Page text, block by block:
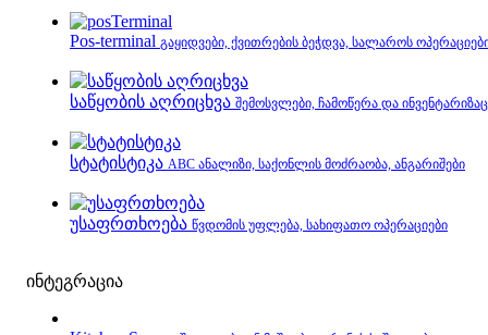
Pos-terminal გაყიდვები, ქვითრების ბეჭდვა, სალაროს
საწყობის აღრიცხვა შემოსვლები, ჩამოწერა და
სტატისტიკა ABC ანალიზი, საქონლის მოძრაობა, ანგარიშები
უსაფრთხოება წვდომის უფლება, სახიფათო ოპერაციები
ინტეგრაცია